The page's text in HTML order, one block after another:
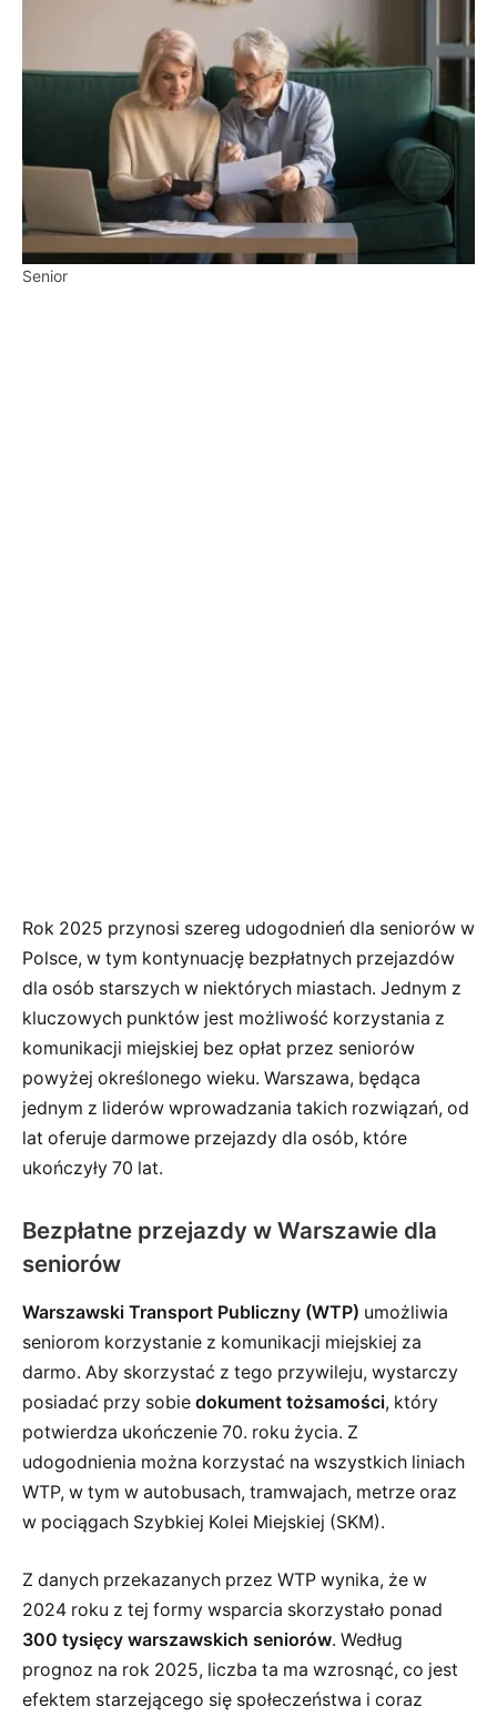
Senior
Rok 2025 przynosi szereg udogodnień dla seniorów w
Polsce, w tym kontynuację bezpłatnych przejazdów
dla osób starszych w niektórych miastach. Jednym z
kluczowych punktów jest możliwość korzystania z
komunikacji miejskiej bez opłat przez seniorów
powyżej określonego wieku. Warszawa, będąca
jednym z liderów wprowadzania takich rozwiązań, od
lat oferuje darmowe przejazdy dla osób, które
ukończyły 70 lat.
Bezpłatne przejazdy w Warszawie dla
seniorów
Warszawski Transport Publiczny (WTP) umożliwia
seniorom korzystanie z komunikacji miejskiej za
darmo. Aby skorzystać z tego przywileju, wystarczy
posiadać przy sobie dokument tożsamości, który
potwierdza ukończenie 70. roku życia. Z
udogodnienia można korzystać na wszystkich liniach
WTP, w tym w autobusach, tramwajach, metrze oraz
w pociągach Szybkiej Kolei Miejskiej (SKM).
Z danych przekazanych przez WTP wynika, że w
2024 roku z tej formy wsparcia skorzystało ponad
300 tysięcy warszawskich seniorów. Według
prognoz na rok 2025, liczba ta ma wzrosnąć, co jest
efektem starzejącego się społeczeństwa i coraz